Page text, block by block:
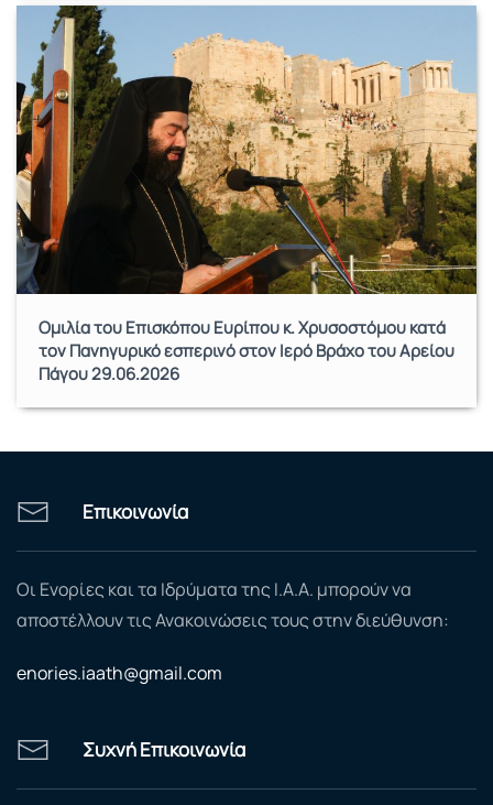
Ομιλία του Επισκόπου Ευρίπου κ. Χρυσοστόμου κατά
τον Πανηγυρικό εσπερινό στον Ιερό Βράχο του Αρείου
Πάγου 29.06.2026
Επικοινωνία
Οι Ενορίες και τα Ιδρύματα της Ι.Α.Α. μπορούν να
αποστέλλουν τις Ανακοινώσεις τους στην διεύθυνση:
enories.iaath@gmail.com
Συχνή Επικοινωνία